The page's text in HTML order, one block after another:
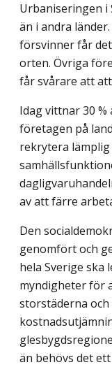
Urbaniseringen i
än i andra
försvinner får
orten. Övriga
får svårare att
Idag vittnar 30 %
företagen på
rekrytera
av att färre
Den
genomfört och
hela Sverige ska
myndigheter för
storstäderna
än behövs det